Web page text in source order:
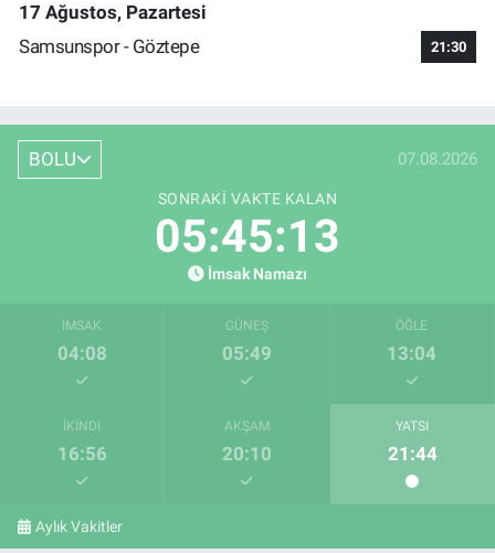
17 Ağustos, Pazartesi
Samsunspor - Göztepe
21:30
BOLU 07.08.2026
SONRAKI VAKTE KALAN
05:45:11
İmsak Namazı
İMSAK
04:08
GÜNEŞ
05:49
ÖĞLE
13:04
İKINDI
16:56
AKŞAM
20:10
YATSI
21:44
Aylık Vakitler